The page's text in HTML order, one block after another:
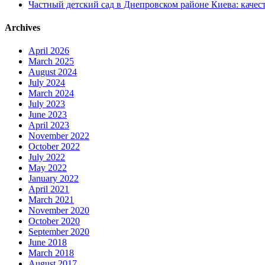
Частный детский сад в Днепровском районе Киева:
Archives
April 2026
March 2025
August 2024
July 2024
March 2024
July 2023
June 2023
April 2023
November 2022
October 2022
July 2022
May 2022
January 2022
April 2021
March 2021
November 2020
October 2020
September 2020
June 2018
March 2018